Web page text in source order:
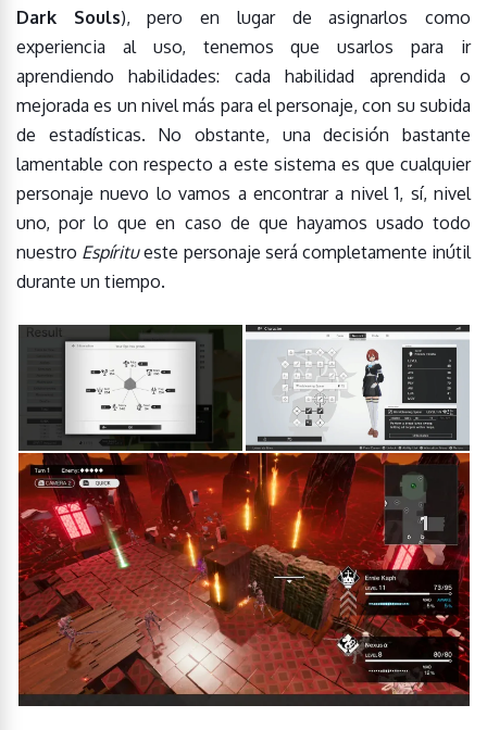
Dark Souls), pero en lugar de asignarlos como
experiencia al uso, tenemos que usarlos para ir
aprendiendo habilidades: cada habilidad aprendida o
mejorada es un nivel más para el personaje, con su subida
de estadísticas. No obstante, una decisión bastante
lamentable con respecto a este sistema es que cualquier
personaje nuevo lo vamos a encontrar a nivel 1, sí, nivel
uno, por lo que en caso de que hayamos usado todo
nuestro Espíritueste personaje será completamente inútil
durante un tiempo.